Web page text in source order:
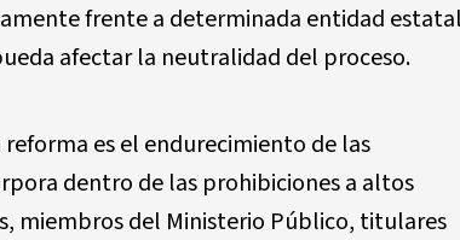
frente a determinada entidad estatal
afectar la neutralidad del proceso.
es el endurecimiento de las
dentro de las prohibiciones a altos
miembros del Ministerio Público, titulares